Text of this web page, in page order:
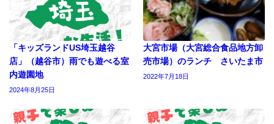
「キッズランドUS埼玉越谷
店」（越谷市）雨でも遊べる室
内遊園地
2024年8月25日
大宮市場（大宮総合食品地方卸
売市場）のランチ さいたま市
2022年7月18日